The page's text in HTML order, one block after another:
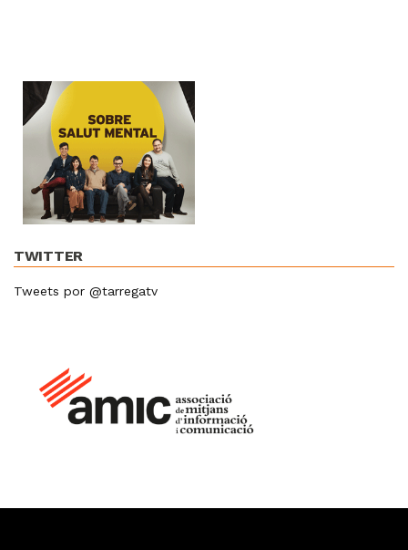
TWITTER
Tweets por @tarregatv